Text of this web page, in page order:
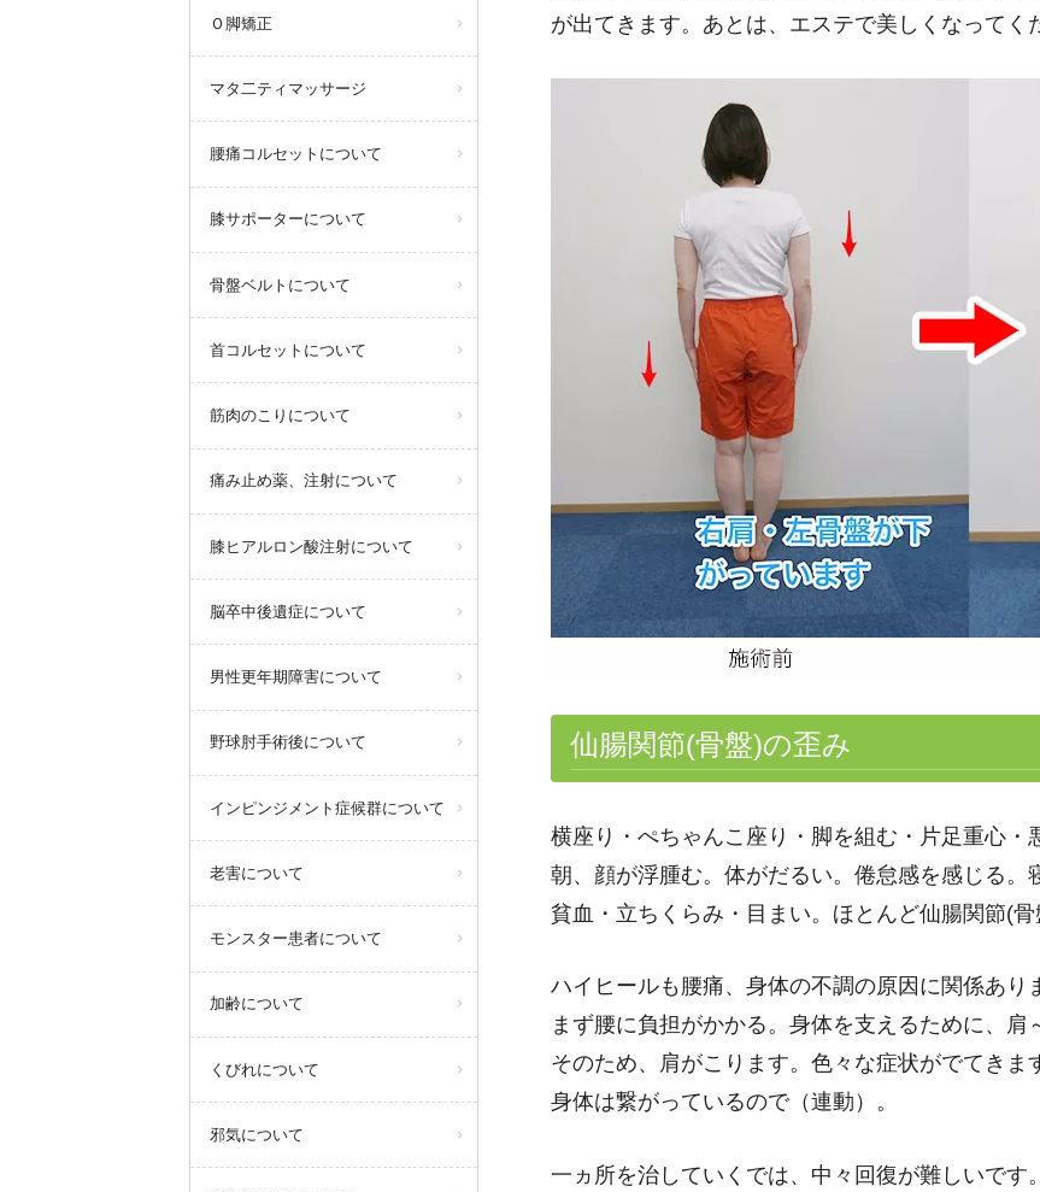
が出てきます。あとは、エステで美しくなってく
仙腸関節(骨盤)の歪み
横座り・ぺちゃんこ座り・脚を組む・片足重心・
朝、顔が浮腫む。体がだるい。倦怠感を感じる。
貧血・立ちくらみ・目まい。ほとんど仙腸関節(骨
ハイヒールも腰痛、身体の不調の原因に関係あり
まず腰に負担がかかる。身体を支えるために、肩
そのため、肩がこります。色々な症状がでてきま
身体は繋がっているので（連動）。
一ヵ所を治していくでは、中々回復が難しいです。
Ｏ脚矯正
マタ二ティマッサージ
腰痛コルセットについて
膝サポーターについて
骨盤ベルトについて
首コルセットについて
筋肉のこりについて
痛み止め薬、注射について
膝ヒアルロン酸注射について
脳卒中後遺症について
男性更年期障害について
野球肘手術後について
インピンジメント症候群について
老害について
モンスター患者について
加齢について
くびれについて
邪気について